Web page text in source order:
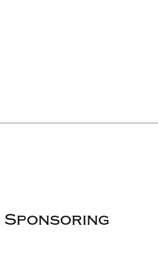
Sponsoring